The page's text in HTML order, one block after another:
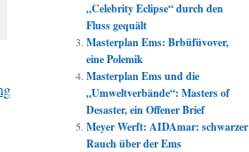
„Celebrity Eclipse“ durch den
Fluss gequält
Masterplan Ems: Brbüfüvover,
eine Polemik
Masterplan Ems und die
„Umweltverbände“: Masters of
Desaster, ein Offener Brief
Meyer Werft: AIDAmar: schwarzer
Rauch über der Ems